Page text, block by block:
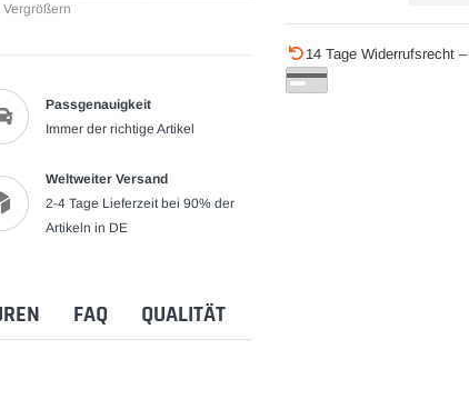
Passgenauigkeit
Immer der richtige Artikel
Weltweiter Versand
2-4 Tage Lieferzeit bei 90% der
Artikeln in DE
wird
zum
14 Tage Widerrufsrecht –
FAQ QUALITÄT